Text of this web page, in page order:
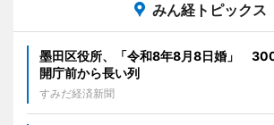
みん経トピックス
墨田区役所、「令和8年8月8日婚」 300
開庁前から長い列
すみだ経済新聞